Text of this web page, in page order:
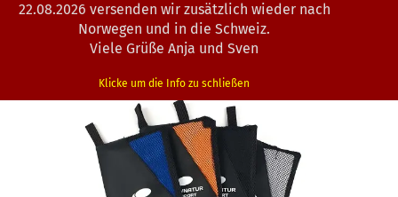
22.08.2026 versenden wir zusätzlich wieder nach
Norwegen und in die Schweiz.
Viele Grüße Anja und Sven
Klicke um die Info zu schließen
Thrownatur Discsport | Throwel | QuickDry | Handtuch
2502226 )